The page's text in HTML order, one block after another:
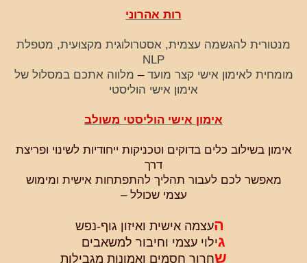
רות אהרוני
מנטורית להגשמה עצמית, אסטרולוגית מקצועית, מטפלת
NLP
מומחית לאימון אישי קצר מועד– מלווה אתכם במסלול של
אימון אישי הוליסטי
אימון אישי הוליסטי משולב
אימון בשילוב כלים בדוקים וטכניקות ייחודיות לשינוי ופריצת
דרך
מאפשר לכם לעבור תהליך להתפתחות אישית ומימוש
עצמי שכולל –
העצמה אישית ואיזון גוף-נפש
גילוי עצמי וחיבור למשאבים
שחרור חסמים ואמונות מגבילות